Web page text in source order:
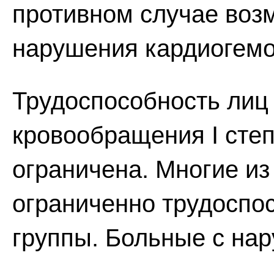
противном случае
нарушения
Трудоспособность
кровообращения I
ограничена. Многие
ограниченно
группы. Больные с